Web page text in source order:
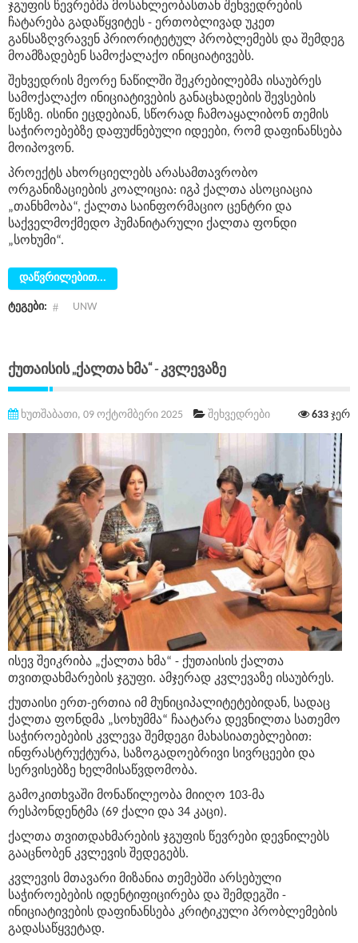
ჯგუფის წევრებმა მოსახლეობასთან შეხვედრების
ჩატარება გადაწყვიტეს - ერთობლივად უკეთ
განსაზღვრავენ პრიორიტეტულ პრობლემებს და შემდეგ
მოამზადებენ სამოქალაქო ინიციატივებს.
შეხვედრის მეორე ნაწილში შეკრებილებმა ისაუბრეს
სამოქალაქო ინიციატივების განაცხადების შევსების
წესზე. ისინი ეცდებიან, სწორად ჩამოაყალიბონ თემის
საჭიროებებზე დაფუძნებული იდეები, რომ დაფინანსება
მოიპოვონ.
პროექტს ახორციელებს არასამთავრობო
ორგანიზაციების კოალიცია: იგპ ქალთა ასოციაცია
„თანხმობა“, ქალთა საინფორმაციო ცენტრი და
საქველმოქმედო ჰუმანიტარული ქალთა ფონდი
„სოხუმი“.
დაწვრილებით...
ტეგები: UNW
Ქუთაისის „ქალთა Ხმა“ - Კვლევაზე
ხუთშაბათი, 09 ოქტომბერი 2025 შეხვედრები 633 ჯერ
ისევ შეიკრიბა „ქალთა ხმა“ - ქუთაისის ქალთა
თვითდახმარების ჯგუფი. ამჯერად კვლევაზე ისაუბრეს.
ქუთაისი ერთ-ერთია იმ მუნიციპალიტეტებიდან, სადაც
ქალთა ფონდმა „სოხუმმა“ ჩაატარა დევნილთა სათემო
საჭიროებების კვლევა შემდეგი მახასიათებლებით:
ინფრასტრუქტურა, საზოგადოებრივი სივრცეები და
სერვისებზე ხელმისაწვდომობა.
გამოკითხვაში მონაწილეობა მიიღო 103-მა
რესპონდენტმა (69 ქალი და 34 კაცი).
ქალთა თვითდახმარების ჯგუფის წევრები დევნილებს
გააცნობენ კვლევის შედეგებს.
კვლევის მთავარი მიზანია თემებში არსებული
საჭიროებების იდენტიფიცირება და შემდეგში -
ინიციატივების დაფინანსება კრიტიკული პრობლემების
გადასაწყვეტად.